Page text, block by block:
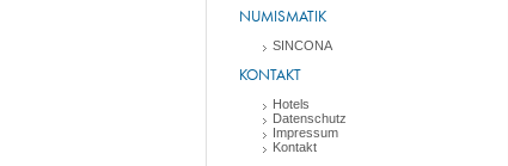
NUMISMATIK
SINCONA
KONTAKT
Hotels
Datenschutz
Impressum
Kontakt